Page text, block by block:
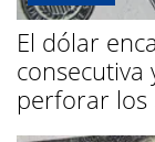
El dólar
perforar los